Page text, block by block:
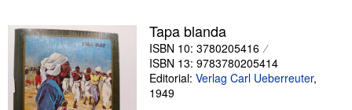
Comenzar a vender
Ayuda
CERRAR
Tapa blanda
ISBN 10: 3780205416
ISBN 13: 9783780205414
Editorial: Verlag Carl Ueberreuter,
1949